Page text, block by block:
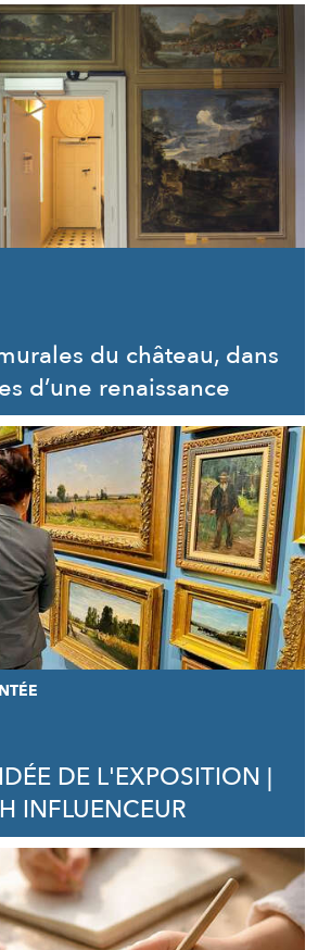
du château, dans
d’une renaissance
DE L'EXPOSITION |
INFLUENCEUR